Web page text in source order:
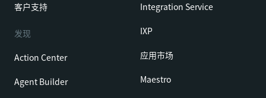
客户支持
发现
Action Center
Agent Builder
Integration Service
IXP
应用市场
Maestro